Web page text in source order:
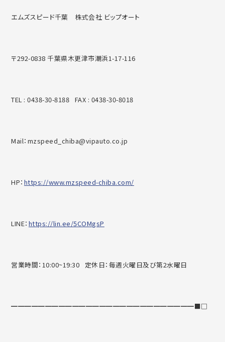
エムズスピード千葉 株式会社 ビップオート
〒292-0838 千葉県木更津市潮浜1-17-116
TEL : 0438-30-8188 FAX : 0438-30-8018
Mail：mzspeed_chiba@vipauto.co.jp
HP： https://www.mzspeed-chiba.com/
LINE： https://lin.ee/5COMgsP
営業時間：10:00~19:30 定休日：毎週火曜日及び第2水曜日
━━━━━━━━━━━━━━━━━━━━━━━━━━━■□